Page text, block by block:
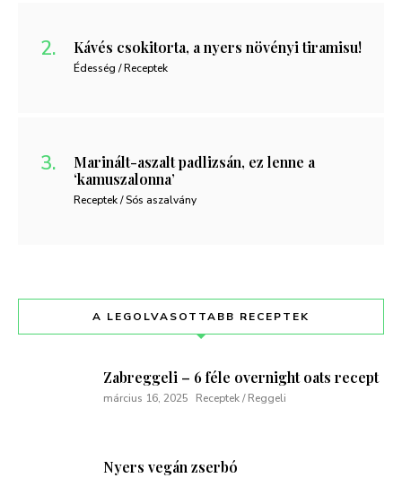
Kávés csokitorta, a nyers növényi tiramisu!
Édesség / Receptek
Marinált-aszalt padlizsán, ez lenne a
‘kamuszalonna’
Receptek / Sós aszalvány
A LEGOLVASOTTABB RECEPTEK
Zabreggeli – 6 féle overnight oats recept
március 16, 2025 Receptek / Reggeli
Nyers vegán zserbó